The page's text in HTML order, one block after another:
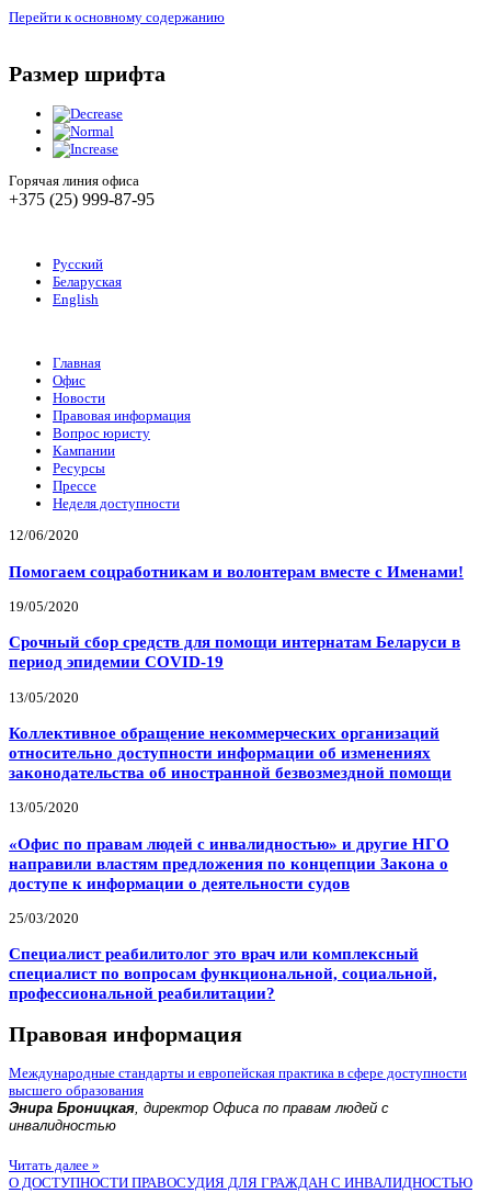
Перейти к основному содержанию
Размер шрифта
Горячая линия офиса
+375 (25) 999-87-95
Русский
Беларуская
English
Главная
Офис
Новости
Правовая информация
Вопрос юристу
Кампании
Ресурсы
Прессе
Неделя доступности
12/06/2020
Помогаем соцработникам и волонтерам вместе с Именами!
19/05/2020
Срочный сбор средств для помощи интернатам Беларуси в
период эпидемии COVID-19
13/05/2020
Коллективное обращение некоммерческих организаций
относительно доступности информации об изменениях
законодательства об иностранной безвозмездной помощи
13/05/2020
«Офис по правам людей с инвалидностью» и другие НГО
направили властям предложения по концепции Закона о
доступе к информации о деятельности судов
25/03/2020
Специалист реабилитолог это врач или комплексный
специалист по вопросам функциональной, социальной,
профессиональной реабилитации?
Правовая информация
Международные стандарты и европейская практика в сфере доступности
высшего образования
Энира Броницкая, директор Офиса по правам людей с
инвалидностью
Читать далее »
О ДОСТУПНОСТИ ПРАВОСУДИЯ ДЛЯ ГРАЖДАН С ИНВАЛИДНОСТЬЮ